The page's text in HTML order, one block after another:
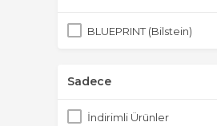
BLUEPRINT (Bilstein)
Sadece
İndirimli Ürünler